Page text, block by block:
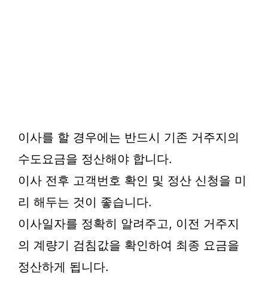
이사를 할 경우에는 반드시 기존 거주지의
수도요금을 정산해야 합니다.
이사 전후 고객번호 확인 및 정산 신청을 미
리 해두는 것이 좋습니다.
이사일자를 정확히 알려주고, 이전 거주지
의 계량기 검침값을 확인하여 최종 요금을
정산하게 됩니다.